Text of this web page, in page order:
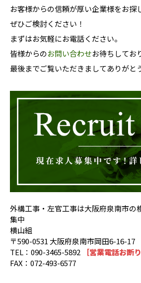
お客様からの信頼が厚い企業様をお探
ぜひご検討ください！
まずはお気軽にお電話ください。
皆様からのお問い合わせお待ちしてお
最後までご覧いただきましてありがと
外構工事・左官工事は大阪府泉南市の
集中
横山組
〒590-0531 大阪府泉南市岡田6-16-17
TEL：090-3465-5892
［営業電話お断り
FAX：072-493-6577